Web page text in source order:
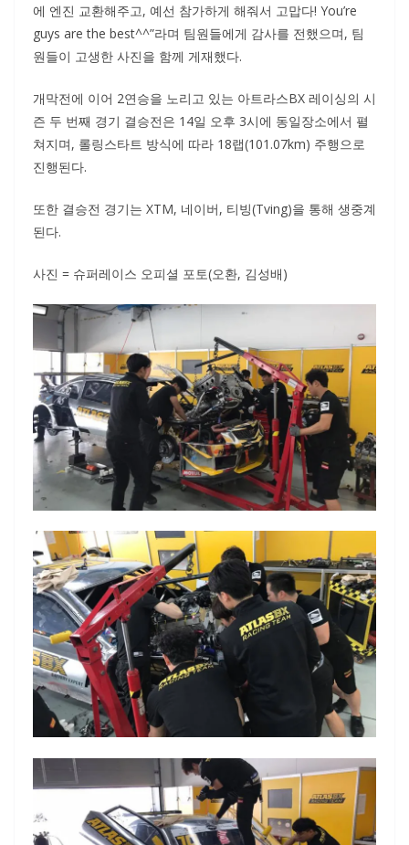
에 엔진 교환해주고, 예선 참가하게 해줘서 고맙다! You’re
guys are the best^^”라며 팀원들에게 감사를 전했으며, 팀
원들이 고생한 사진을 함께 게재했다.
개막전에 이어 2연승을 노리고 있는 아트라스BX 레이싱의 시
즌 두 번째 경기 결승전은 14일 오후 3시에 동일장소에서 펼
쳐지며, 롤링스타트 방식에 따라 18랩(101.07km) 주행으로
진행된다.
또한 결승전 경기는 XTM, 네이버, 티빙(Tving)을 통해 생중계
된다.
사진 = 슈퍼레이스 오피셜 포토(오환, 김성배)